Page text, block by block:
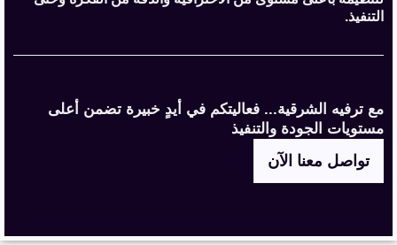
التنفيذ.
مع ترفيه الشرقية... فعاليتكم في أيدٍ خبيرة تضمن أعلى
مستويات الجودة والتنفيذ
تواصل معنا الآن